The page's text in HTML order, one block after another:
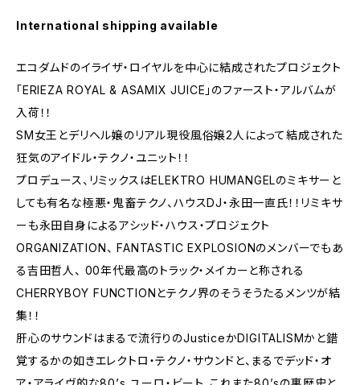
International shipping available
エコダムドのイライザ・ロイヤルを中心に結成されたプロジェクト
「ERIEZA ROYAL & ASAMIX JUICE」のファースト・アルバムが
入荷！！
SM女王とデリヘル嬢のリアル現役風俗嬢2人によって結成された
狂気のアイドル・テクノ・ユニット！！
プロデュース、リミックスはELEKTRO HUMANGELのミキサーと
しても有名な極悪・鬼畜テクノ、ハウスDJ・永田一直氏！！リミキサ
ーも永田自身によるアシッド・ハウス・プロジェクト
ORGANIZATION、 FANTASTIC EXPLOSIONのメンバーでもあ
る吉田哲人、 00年代最高のトラック・メイカーと称される
CHERRYBOY FUNCTIONとテクノ界のそうそうたるメンツが結
集！！
肝心のサウンドはまるで流行りのJusticeかDIGITALISMかと錯
覚するかの如きエレクトロ・テクノ・サウンドと、まるでデッド・オ